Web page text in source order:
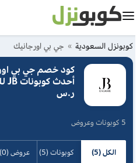
كوبونزل السعودية جي بي اورجانيك
ر.س
5 كوبونات وعروض
الكل (5) كوبونات (5) عروض (0)